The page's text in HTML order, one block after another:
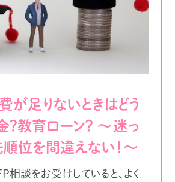
が足りないときはどう
？教育ローン？ ～迷っ
位を間違えない！～
談をお受けしていると、よく